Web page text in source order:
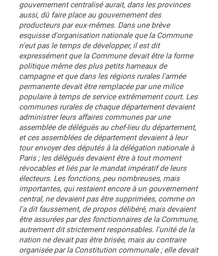
gouvernement centralisé aurait, dans les provinces
aussi, dû faire place au gouvernement des
producteurs par eux-mêmes. Dans une brève
esquisse d'organisation nationale que la Commune
n'eut pas le temps de développer, il est dit
expressément que la Commune devait être la forme
politique même des plus petits hameaux de
campagne et que dans les régions rurales l'armée
permanente devait être remplacée par une milice
populaire à temps de service extrêmement court. Les
communes rurales de chaque département devaient
administrer leurs affaires communes par une
assemblée de délégués au chef-lieu du département,
et ces assemblées de département devaient à leur
tour envoyer des députés à la délégation nationale à
Paris ; les délégués devaient être à tout moment
révocables et liés par le mandat impératif de leurs
électeurs. Les fonctions, peu nombreuses, mais
importantes, qui restaient encore à un gouvernement
central, ne devaient pas être supprimées, comme on
l'a dit faussement, de propos délibéré, mais devaient
être assurées par des fonctionnaires de la Commune,
autrement dit strictement responsables. l'unité de la
nation ne devait pas être brisée, mais au contraire
organisée par la Constitution communale ; elle devait